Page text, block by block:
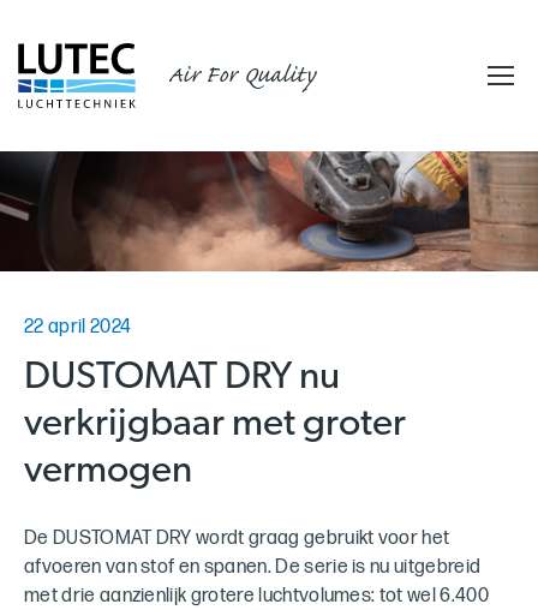
Air For Quality
22 april 2024
DUSTOMAT DRY nu
verkrijgbaar met groter
vermogen
De DUSTOMAT DRY wordt graag gebruikt voor het
afvoeren van stof en spanen. De serie is nu uitgebreid
met drie aanzienlijk grotere luchtvolumes: tot wel 6.400